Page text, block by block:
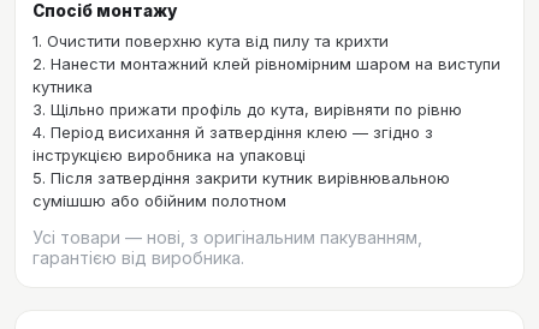
Спосіб монтажу
1. Очистити поверхню кута від пилу та крихти
2. Нанести монтажний клей рівномірним шаром на виступи
кутника
3. Щільно прижати профіль до кута, вирівняти по рівню
4. Період висихання й затвердіння клею — згідно з
інструкцією виробника на упаковці
5. Після затвердіння закрити кутник вирівнювальною
сумішшю або обійним полотном
Усі товари — нові, з оригінальним пакуванням,
гарантією від виробника.